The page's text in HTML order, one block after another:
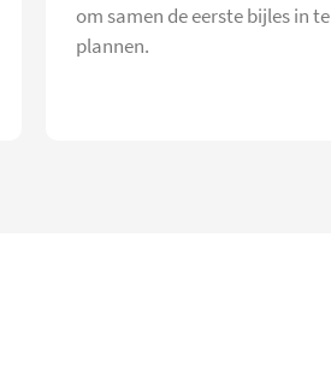
om samen de eerste bijles in te
plannen.